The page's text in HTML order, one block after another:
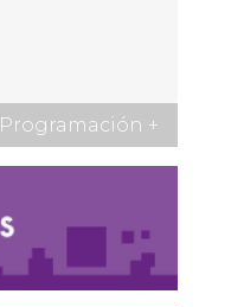
Programación +